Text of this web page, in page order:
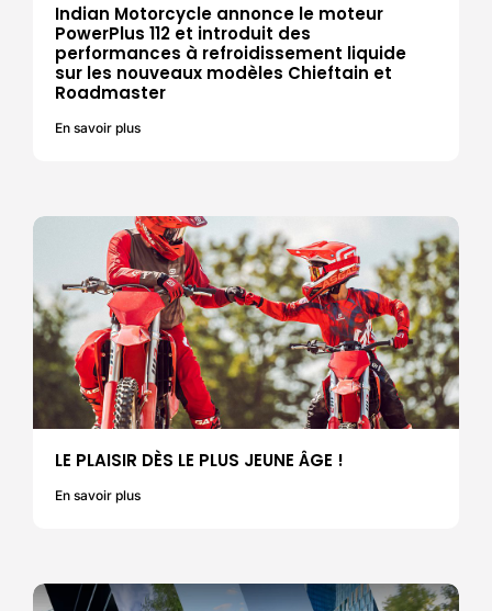
Indian Motorcycle annonce le moteur
PowerPlus 112 et introduit des
performances à refroidissement liquide
sur les nouveaux modèles Chieftain et
Roadmaster
En savoir plus
LE PLAISIR DÈS LE PLUS JEUNE ÂGE !
En savoir plus